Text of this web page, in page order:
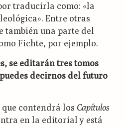
traducirla como: «la
Entre otras
también una parte del
Fichte, por ejemplo.
se editarán tres tomos
puedes decirnos del futuro
contendrá los Capítulos
en la editorial y está